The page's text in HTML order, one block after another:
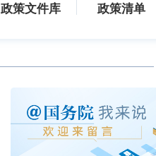
政策文件库 政策清单